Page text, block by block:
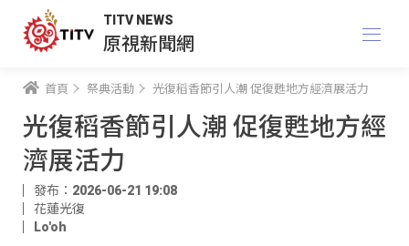
TITV NEWS
原視新聞網
首頁 祭典活動 光復稻香節引人潮 促復甦地方經濟展活力
光復稻香節引人潮 促復甦地方經
濟展活力
發布：2026-06-21 19:08
花蓮光復
Lo'oh